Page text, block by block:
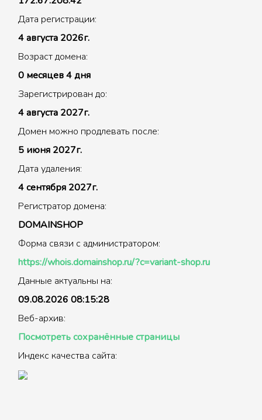
Дата регистрации:
4 августа 2026г.
Возраст домена:
0 месяцев 4 дня
Зарегистрирован до:
4 августа 2027г.
Домен можно продлевать после:
5 июня 2027г.
Дата удаления:
4 сентября 2027г.
Регистратор домена:
DOMAINSHOP
Форма связи с администратором:
https://whois.domainshop.ru/?c=variant-shop.ru
Данные актуальны на:
09.08.2026 08:15:28
Веб-архив:
Посмотреть сохранённые страницы
Индекс качества сайта: